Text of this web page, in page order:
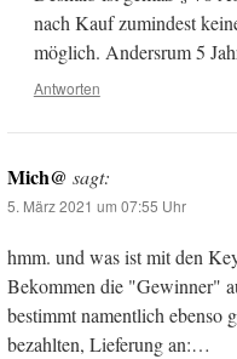
nach Kauf zumindest
möglich. Andersrum 5
Antworten
Mich@ sagt:
5. März 2021 um 07:55 Uhr
hmm. und was ist mit den
Bekommen die "Gewinner"
bestimmt namentlich ebenso
bezahlten, Lieferung an:…